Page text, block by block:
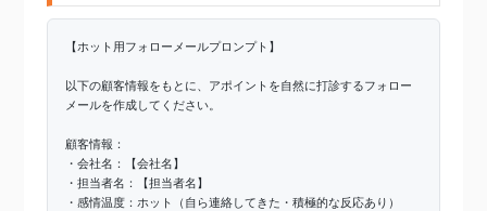
【ホット用フォローメールプロンプト】
以下の顧客情報をもとに、アポイントを自然に打診するフォロー
メールを作成してください。
顧客情報：
・会社名：【会社名】
・担当者名：【担当者名】
・感情温度：ホット（自ら連絡してきた・積極的な反応あり）